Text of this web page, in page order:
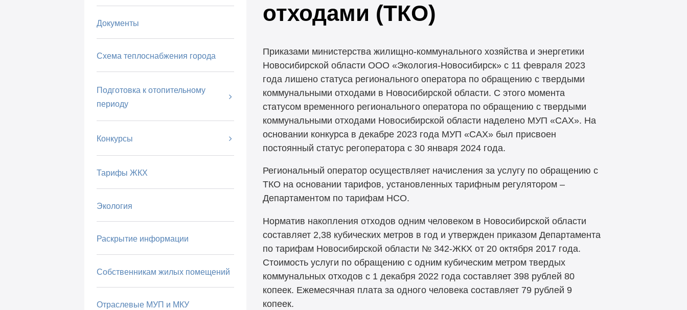
Документы
Схема теплоснабжения города
Подготовка к отопительному
периоду
Конкурсы
Тарифы ЖКХ
Экология
Раскрытие информации
Собственникам жилых помещений
Отраслевые МУП и МКУ
отходами (ТКО)
Приказами министерства жилищно-коммунального хозяйства и энергетики
Новосибирской области ООО «Экология-Новосибирск» с 11 февраля 2023
года лишено статуса регионального оператора по обращению с твердыми
коммунальными отходами в Новосибирской области. С этого момента
статусом временного регионального оператора по обращению с твердыми
коммунальными отходами Новосибирской области наделено МУП «САХ». На
основании конкурса в декабре 2023 года МУП «САХ» был присвоен
постоянный статус регоператора с 30 января 2024 года.
Региональный оператор осуществляет начисления за услугу по обращению с
ТКО на основании тарифов, установленных тарифным регулятором –
Департаментом по тарифам НСО.
Норматив накопления отходов одним человеком в Новосибирской области
составляет 2,38 кубических метров в год и утвержден приказом Департамента
по тарифам Новосибирской области № 342-ЖКХ от 20 октября 2017 года.
Стоимость услуги по обращению с одним кубическим метром твердых
коммунальных отходов с 1 декабря 2022 года составляет 398 рублей 80
копеек. Ежемесячная плата за одного человека составляет 79 рублей 9
копеек.